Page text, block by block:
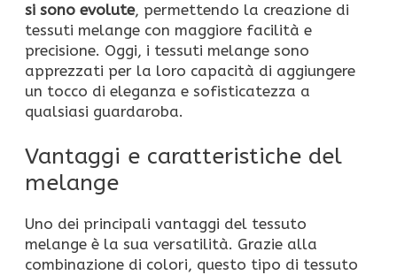
si sono evolute, permettendo la creazione di
tessuti melange con maggiore facilità e
precisione. Oggi, i tessuti melange sono
apprezzati per la loro capacità di aggiungere
un tocco di eleganza e sofisticatezza a
qualsiasi guardaroba.
Vantaggi e caratteristiche del
melange
Uno dei principali vantaggi del tessuto
melange è la sua versatilità. Grazie alla
combinazione di colori, questo tipo di tessuto